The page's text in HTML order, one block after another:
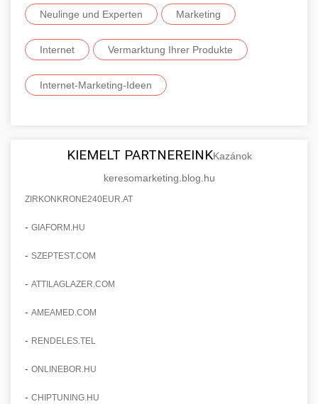
Neulinge und Experten Marketing
Internet Vermarktung Ihrer Produkte
Internet-Marketing-Ideen
KIEMELT PARTNEREINKKazánok
keresomarketing.blog.hu
ZIRKONKRONE240EUR.AT
- GIAFORM.HU
- SZEPTEST.COM
- ATTILAGLAZER.COM
- AMEAMED.COM
- RENDELES.TEL
- ONLINEBOR.HU
- CHIPTUNING.HU